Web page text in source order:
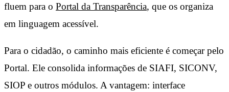
fluem para o Portal da Transparência, que os organiza
em linguagem acessível.
Para o cidadão, o caminho mais eficiente é começar pelo
Portal. Ele consolida informações de SIAFI, SICONV,
SIOP e outros módulos. A vantagem: interface